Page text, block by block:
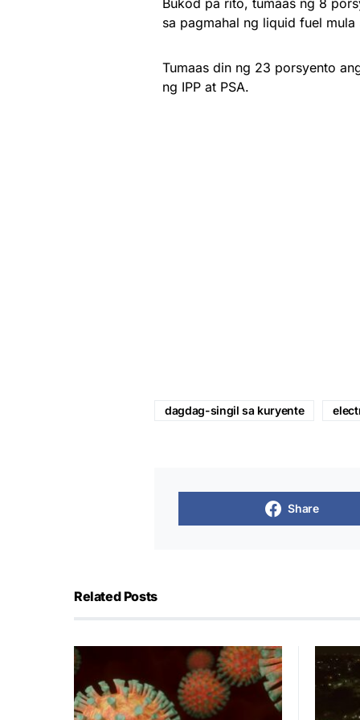
sa pagmahal ng liquid fuel mula
Tumaas din ng 23 porsyento
ng IPP at PSA.
dagdag-singil sa kuryente
Share
Related Posts